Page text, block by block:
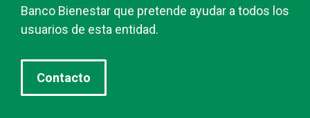
Banco Bienestar que pretende ayudar a todos los
usuarios de esta entidad.
Contacto